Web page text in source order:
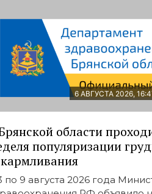
6 АВГУСТА 2026,
области
популяризации
по 9 августа 2026 года